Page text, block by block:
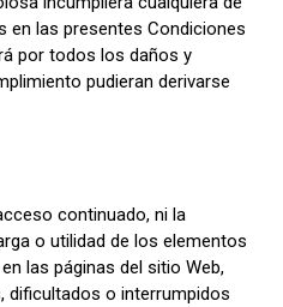
en las presentes Condiciones
por todos los daños y
pudieran derivarse
continuado, ni la
o utilidad de los elementos
las páginas del sitio Web,
dificultados o interrumpidos